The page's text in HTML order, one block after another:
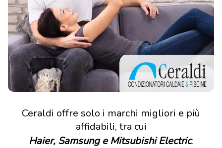
Ceraldi offre solo i marchi migliori e più
affidabili, tra cui
Haier, Samsung e Mitsubishi Electric.